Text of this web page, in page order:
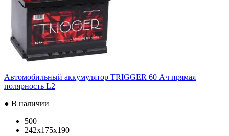
Автомобильный аккумулятор TRIGGER 60 Ач прямая
полярность L2
● В наличии
500
242x175x190